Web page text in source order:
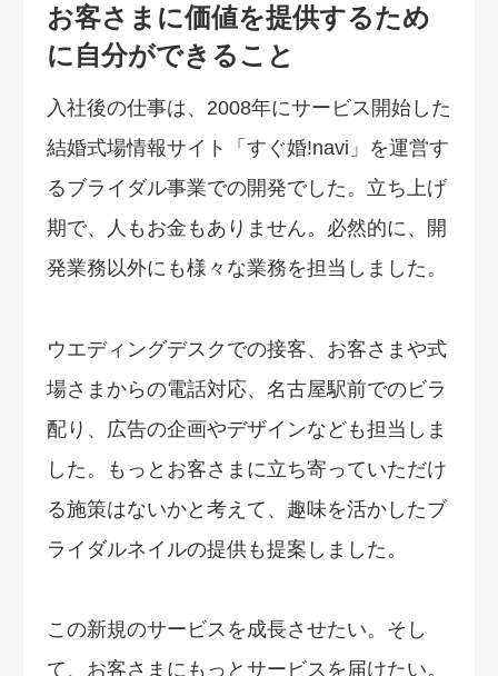
お客さまに価値を提供するため
に自分ができること
入社後の仕事は、2008年にサービス開始した
結婚式場情報サイト「すぐ婚!navi」を運営す
るブライダル事業での開発でした。立ち上げ
期で、人もお金もありません。必然的に、開
発業務以外にも様々な業務を担当しました。
ウエディングデスクでの接客、お客さまや式
場さまからの電話対応、名古屋駅前でのビラ
配り、広告の企画やデザインなども担当しま
した。もっとお客さまに立ち寄っていただけ
る施策はないかと考えて、趣味を活かしたブ
ライダルネイルの提供も提案しました。
この新規のサービスを成長させたい。そし
て、お客さまにもっとサービスを届けたい。